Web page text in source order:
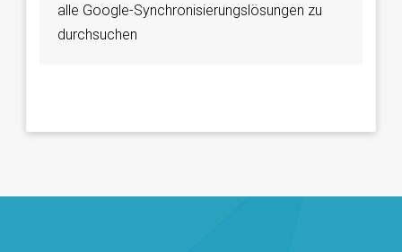
alle Google-Synchronisierungslösungen zu
durchsuchen